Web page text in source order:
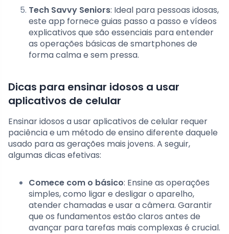
Tech Savvy Seniors: Ideal para pessoas idosas,
este app fornece guias passo a passo e vídeos
explicativos que são essenciais para entender
as operações básicas de smartphones de
forma calma e sem pressa.
Dicas para ensinar idosos a usar
aplicativos de celular
Ensinar idosos a usar aplicativos de celular requer
paciência e um método de ensino diferente daquele
usado para as gerações mais jovens. A seguir,
algumas dicas efetivas:
Comece com o básico: Ensine as operações
simples, como ligar e desligar o aparelho,
atender chamadas e usar a câmera. Garantir
que os fundamentos estão claros antes de
avançar para tarefas mais complexas é crucial.